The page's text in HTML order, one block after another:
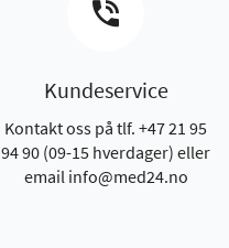
Kundeservice
Kontakt oss på tlf. +47 21 95
94 90 (09-15 hverdager) eller
email info@med24.no